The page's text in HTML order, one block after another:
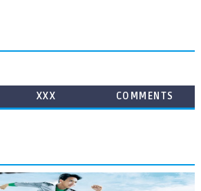
XXX COMMENTS